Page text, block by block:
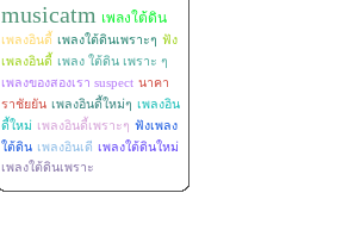
musicatm เพลงใต้ดิน
เพลงอินดี้ เพลงใต้ดินเพราะๆ ฟัง
เพลงอินดี้ เพลง ใต้ดิน เพราะ ๆ
เพลงของสองเรา suspect นาคา
ราชัยยัน เพลงอินดี้ใหม่ๆ เพลงอิน
ดี้ใหม่ เพลงอินดี้เพราะๆ ฟังเพลง
ใต้ดิน เพลงอินเดี เพลงใต้ดินใหม่
เพลงใต้ดินเพราะ